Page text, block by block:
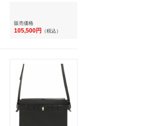
販売価格
105,500円 （税込）